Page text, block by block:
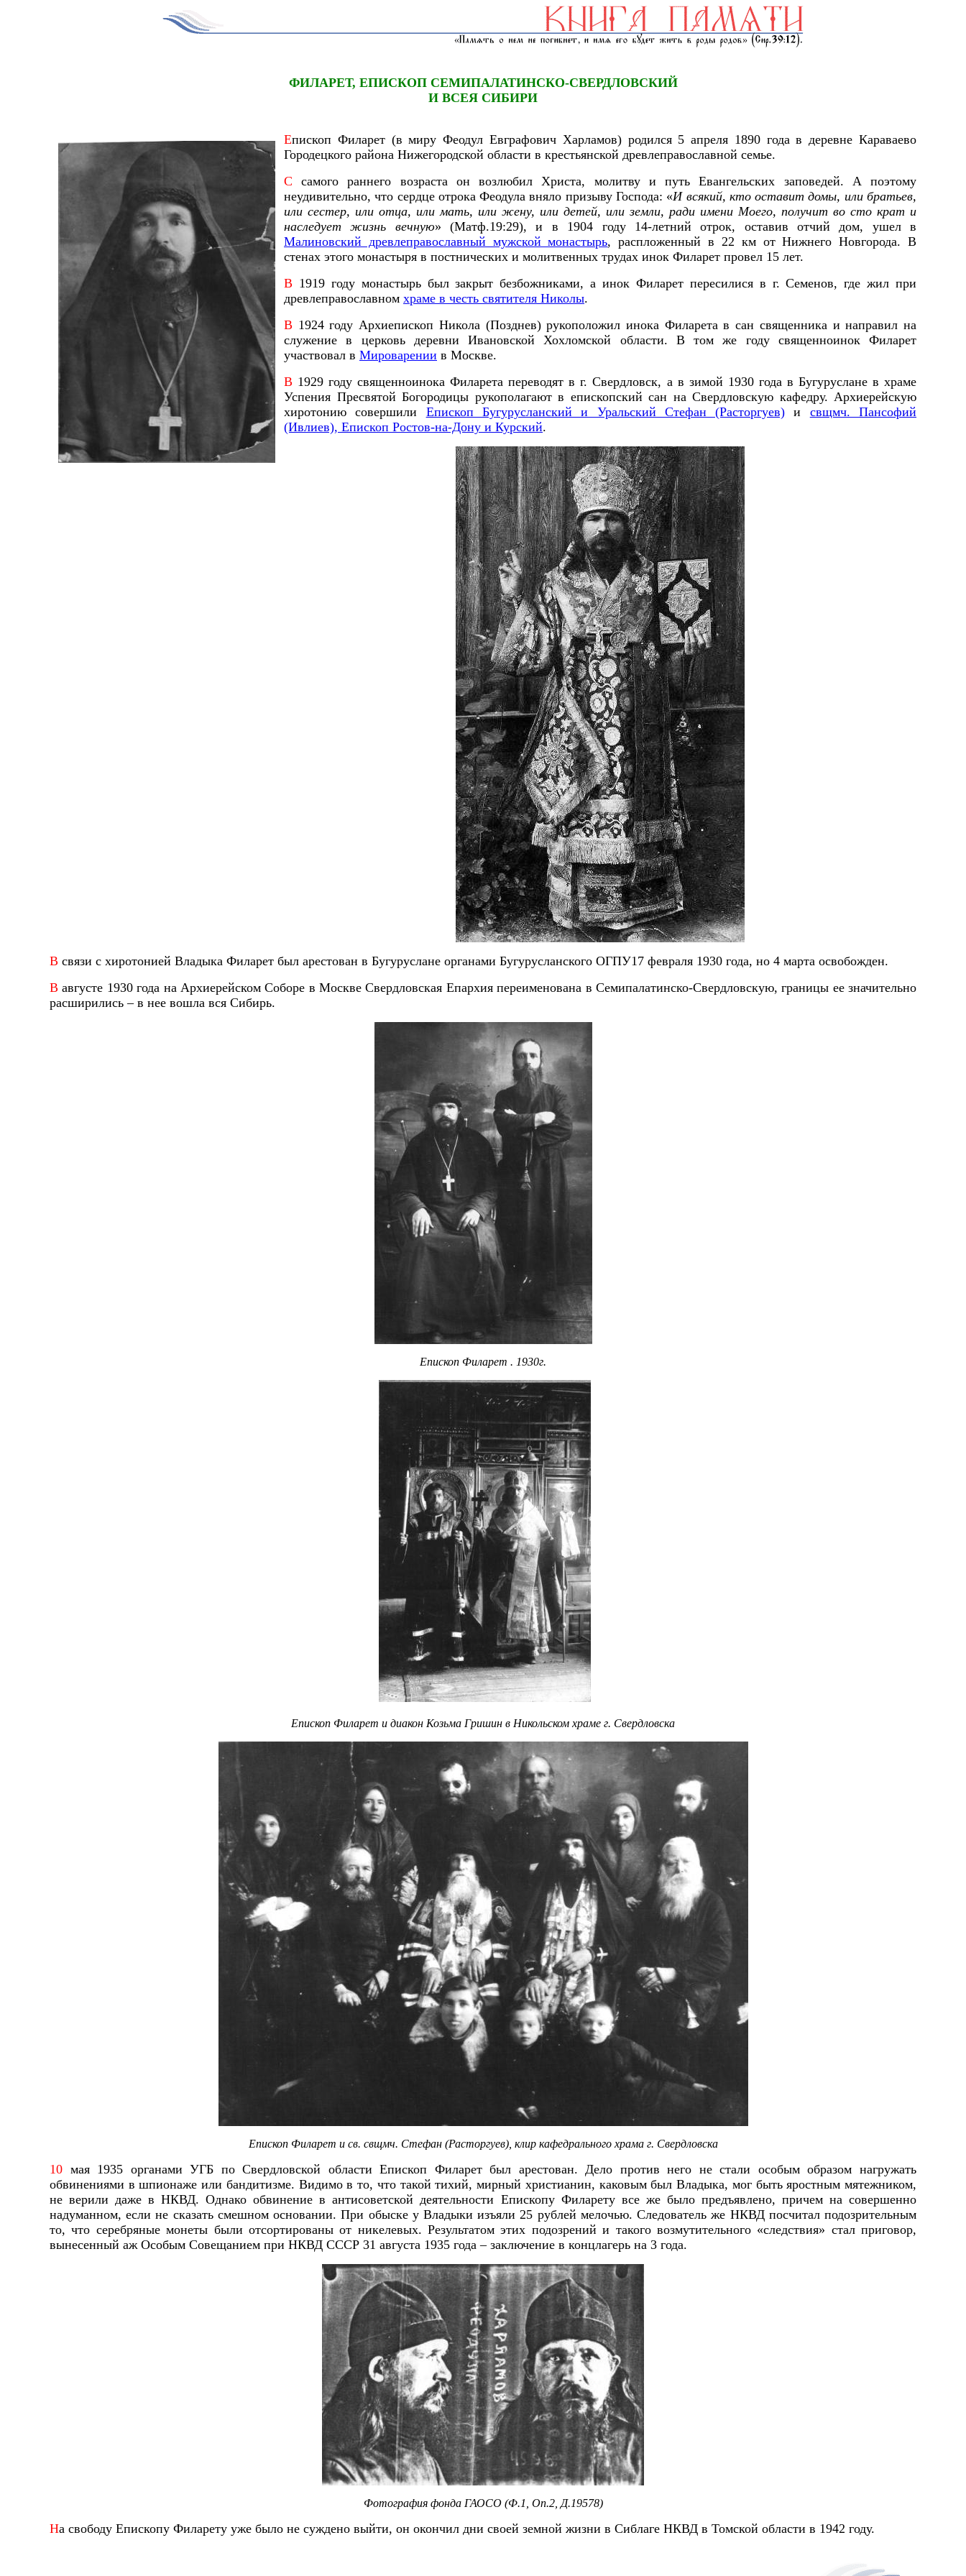
ФИЛАРЕТ, ЕПИСКОП СЕМИПАЛАТИНСКО-СВЕРДЛОВСКИЙ
И ВСЕЯ СИБИРИ
Епископ Филарет (в миру Феодул Евграфович Харламов) родился 5 апреля 1890 года в деревне Караваево
Городецкого района Нижегородской области в крестьянской древлеправославной семье.
Ссамого раннего возраста он возлюбил Христа, молитву и путь Евангельских заповедей. А поэтому
неудивительно, что сердце отрока Феодула вняло призыву Господа: «И всякий, кто оставит домы, или братьев,
или сестер, или отца, или мать, или жену, или детей, или земли, ради имени Моего, получит во сто крат и
наследует жизнь вечную» (Матф.19:29), и в 1904 году 14-летний отрок, оставив отчий дом, ушел в
Малиновский древлеправославный мужской монастырь, распложенный в 22 км от Нижнего Новгорода. В
стенах этого монастыря в постнических и молитвенных трудах инок Филарет провел 15 лет.
В 1919 году монастырь был закрыт безбожниками, а инок Филарет пересилися в г. Семенов, где жил при
древлеправославном храме в честь святителя Николы.
В 1924 году Архиепископ Никола (Позднев) рукоположил инока Филарета в сан священника и направил на
служение в церковь деревни Ивановской Хохломской области. В том же году священноинок Филарет
участвовал в Мироварении в Москве.
В 1929 году священноинока Филарета переводят в г. Свердловск, а в зимой 1930 года в Бугуруслане в храме
Успения Пресвятой Богородицы рукополагают в епископский сан на Свердловскую кафедру. Архиерейскую
хиротонию совершили Епископ Бугурусланский и Уральский Стефан (Расторгуев) и свщмч. Пансофий
(Ивлиев), Епископ Ростов-на-Дону и Курский.
В связи с хиротонией Владыка Филарет был арестован в Бугуруслане органами Бугурусланского ОГПУ17 февраля 1930 года, но 4 марта освобожден.
В августе 1930 года на Архиерейском Соборе в Москве Свердловская Епархия переименована в Семипалатинско-Свердловскую, границы ее значительно
расширились – в нее вошла вся Сибирь.
Епископ Филарет . 1930г.
Епископ Филарет и диакон Козьма Гришин в Никольском храме г. Свердловска
Епископ Филарет и св. свщмч. Стефан (Расторгуев), клир кафедрального храма г. Свердловска
10 мая 1935 органами УГБ по Свердловской области Епископ Филарет был арестован. Дело против него не стали особым образом нагружать
обвинениями в шпионаже или бандитизме. Видимо в то, что такой тихий, мирный христианин, каковым был Владыка, мог быть яростным мятежником,
не верили даже в НКВД. Однако обвинение в антисоветской деятельности Епископу Филарету все же было предъявлено, причем на совершенно
надуманном, если не сказать смешном основании. При обыске у Владыки изъяли 25 рублей мелочью. Следователь же НКВД посчитал подозрительным
то, что серебряные монеты были отсортированы от никелевых. Результатом этих подозрений и такого возмутительного «следствия» стал приговор,
вынесенный аж Особым Совещанием при НКВД СССР 31 августа 1935 года – заключение в концлагерь на 3 года.
Фотография фонда ГАОСО (Ф.1, Оп.2, Д.19578)
На свободу Епископу Филарету уже было не суждено выйти, он окончил дни своей земной жизни в Сиблаге НКВД в Томской области в 1942 году.